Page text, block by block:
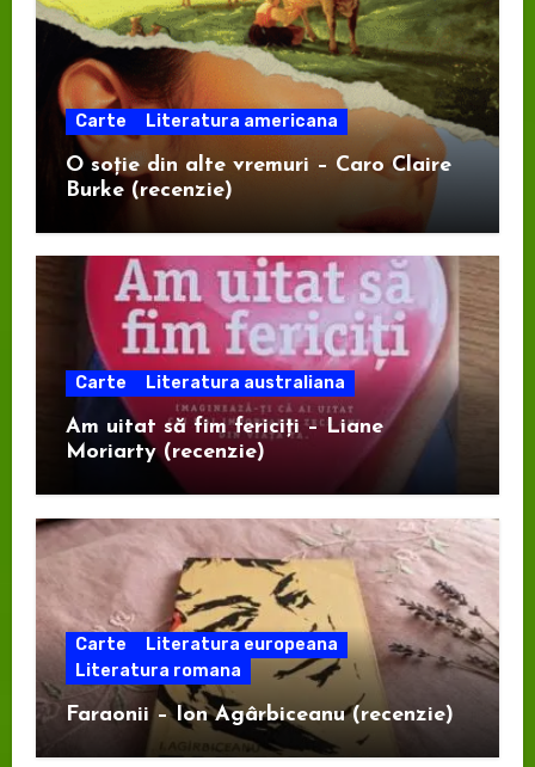
Carte Literatura americana
O soție din alte vremuri – Caro Claire
Burke (recenzie)
Carte Literatura australiana
Am uitat să fim fericiți – Liane
Moriarty (recenzie)
Carte
Literatura europeana
Literatura romana
Faraonii – Ion Agârbiceanu (recenzie)